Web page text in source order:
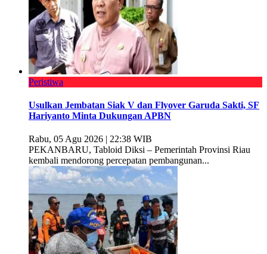
Peristiwa
Usulkan Jembatan Siak V dan Flyover Garuda Sakti, SF
Hariyanto Minta Dukungan APBN
Rabu, 05 Agu 2026 | 22:38 WIB
PEKANBARU, Tabloid Diksi – Pemerintah Provinsi Riau
kembali mendorong percepatan pembangunan...